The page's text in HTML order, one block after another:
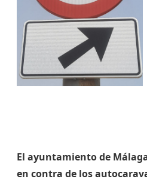
El ayuntamiento de
en contra de los